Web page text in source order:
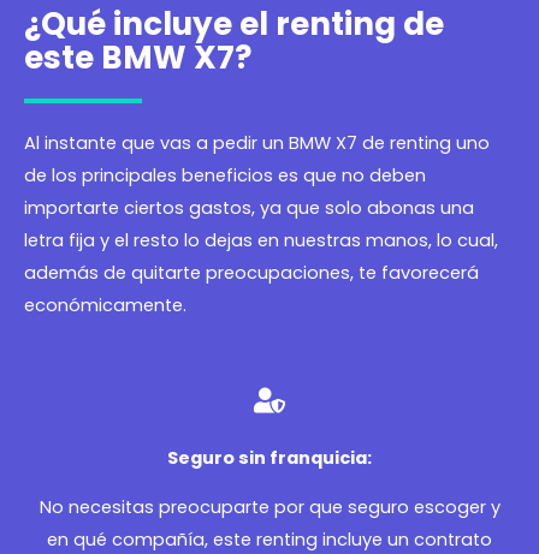
¿Qué incluye el renting de
este BMW X7?
Al instante que vas a pedir un BMW X7 de renting uno
de los principales beneficios es que no deben
importarte ciertos gastos, ya que solo abonas una
letra fija y el resto lo dejas en nuestras manos, lo cual,
además de quitarte preocupaciones, te favorecerá
económicamente.
Seguro sin franquicia:
No necesitas preocuparte por que seguro escoger y
en qué compañía, este renting incluye un contrato